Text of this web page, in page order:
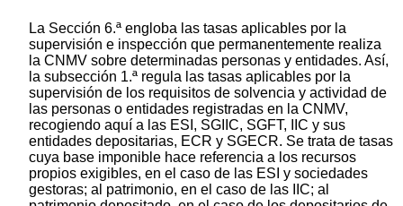
La Sección 6.ª engloba las tasas aplicables por la
supervisión e inspección que permanentemente realiza
la CNMV sobre determinadas personas y entidades. Así,
la subsección 1.ª regula las tasas aplicables por la
supervisión de los requisitos de solvencia y actividad de
las personas o entidades registradas en la CNMV,
recogiendo aquí a las ESI, SGIIC, SGFT, IIC y sus
entidades depositarias, ECR y SGECR. Se trata de tasas
cuya base imponible hace referencia a los recursos
propios exigibles, en el caso de las ESI y sociedades
gestoras; al patrimonio, en el caso de las IIC; al